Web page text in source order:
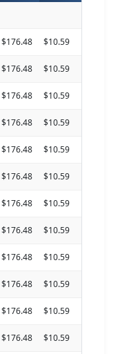
$176.48
$10.59
$176.48
$10.59
$176.48
$10.59
$176.48
$10.59
$176.48
$10.59
$176.48
$10.59
$176.48
$10.59
$176.48
$10.59
$176.48
$10.59
$176.48
$10.59
$176.48
$10.59
$176.48
$10.59